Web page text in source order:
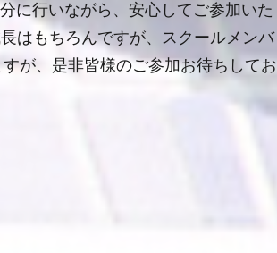
に行いながら、安心してご参加いた
はもちろんですが、スクールメンバ
が、是非皆様のご参加お待ちしてお